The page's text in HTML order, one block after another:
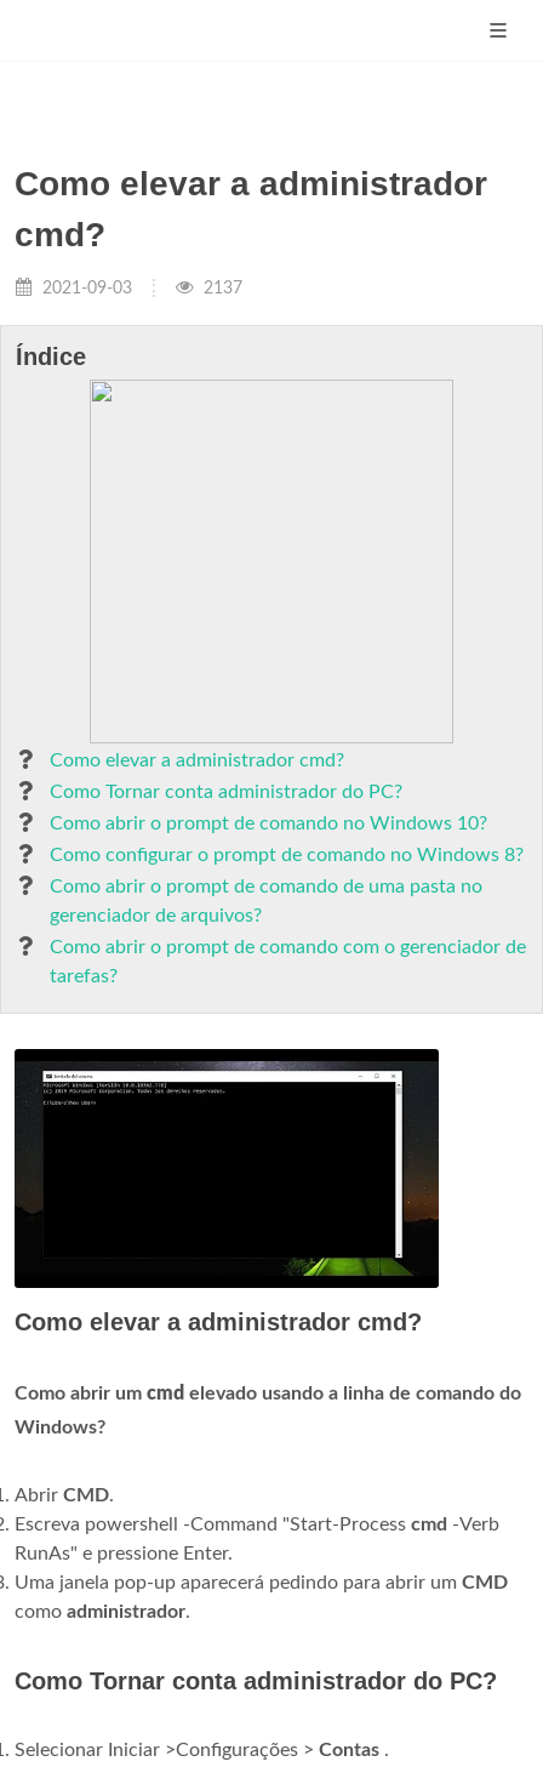
Como elevar a administrador
cmd?
2021-09-03 2137
Índice
Como elevar a administrador cmd?
Como Tornar conta administrador do PC?
Como abrir o prompt de comando no Windows 10?
Como configurar o prompt de comando no Windows 8?
Como abrir o prompt de comando de uma pasta no
gerenciador de arquivos?
Como abrir o prompt de comando com o gerenciador de
tarefas?
Como elevar a administrador cmd?
Como abrir um cmd elevado usando a linha de comando do
Windows?
Abrir CMD.
Escreva powershell -Command "Start-Process cmd -Verb
RunAs" e pressione Enter.
Uma janela pop-up aparecerá pedindo para abrir um CMD
como administrador.
Como Tornar conta administrador do PC?
Selecionar Iniciar >Configurações > Contas .